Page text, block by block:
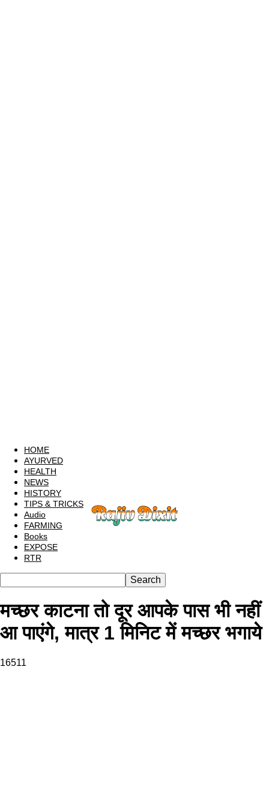
HOME
AYURVED
HEALTH
NEWS
HISTORY
TIPS & TRICKS
Audio
FARMING
Books
EXPOSE
RTR
मच्छर काटना तो दूर आपके पास भी नहीं
आ पाएंगे, मात्र 1 मिनिट में मच्छर भगाये
16511